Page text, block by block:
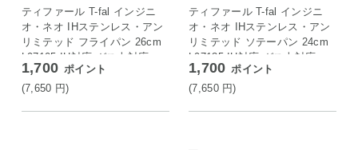
ティファール T-fal インジニ
オ・ネオ IHステンレス・アン
リミテッド フライパン 26cm
L97105 IH対応 ガス火対応
1,700 ポイント
(7,650 円)
ティファール T-fal インジニ
オ・ネオ IHステンレス・アン
リミテッド ソテーパン 24cm
L97135 IH対応 ガス火対応
1,700 ポイント
(7,650 円)